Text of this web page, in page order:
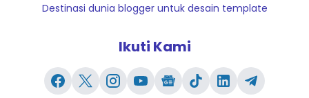
Destinasi dunia blogger untuk desain template
Ikuti Kami